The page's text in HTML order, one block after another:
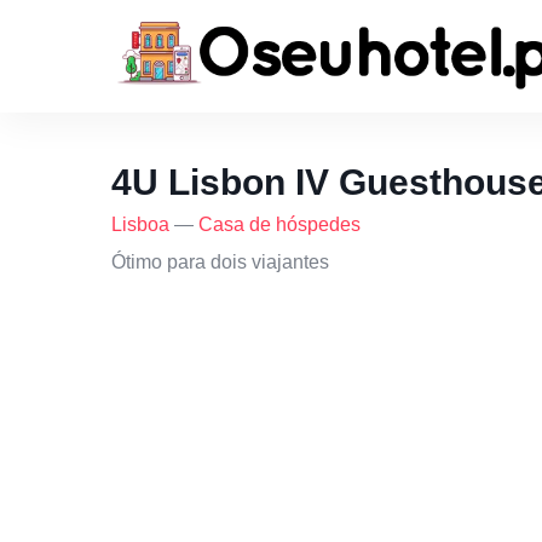
4U Lisbon IV
Lisboa — Casa de hóspedes
Ótimo para dois viajantes